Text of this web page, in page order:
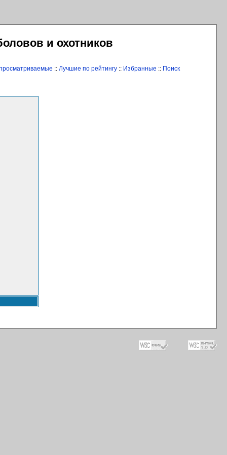
и охотников
:: Лучшие по рейтингу:: Избранные :: Поиск